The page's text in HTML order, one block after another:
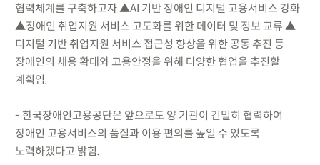
협력체계를 구축하고자 ▲AI 기반 장애인 디지털 고용서비스 강화
▲장애인 취업지원 서비스 고도화를 위한 데이터 및 정보 교류 ▲
디지털 기반 취업지원 서비스 접근성 향상을 위한 공동 추진 등
장애인의 채용 확대와 고용안정을 위해 다양한 협업을 추진할
계획임.
- 한국장애인고용공단은 앞으로도 양 기관이 긴밀히 협력하여
장애인 고용서비스의 품질과 이용 편의를 높일 수 있도록
노력하겠다고 밝힘.